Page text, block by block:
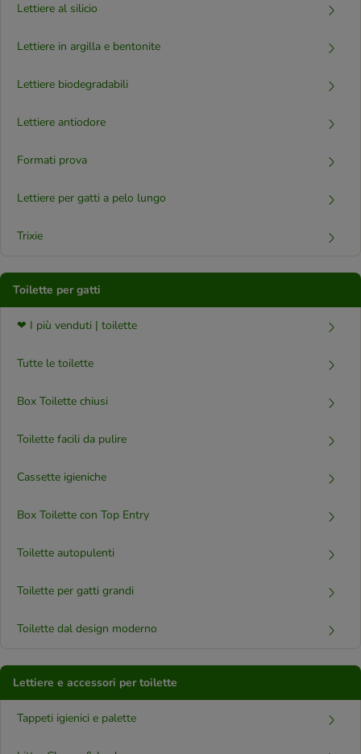
Lettiere al silicio
Lettiere in argilla e bentonite
Lettiere biodegradabili
Lettiere antiodore
Formati prova
Lettiere per gatti a pelo lungo
Trixie
Toilette per gatti
❤ I più venduti | toilette
Tutte le toilette
Box Toilette chiusi
Toilette facili da pulire
Cassette igieniche
Box Toilette con Top Entry
Toilette autopulenti
Toilette per gatti grandi
Toilette dal design moderno
Lettiere e accessori per toilette
Tappeti igienici e palette